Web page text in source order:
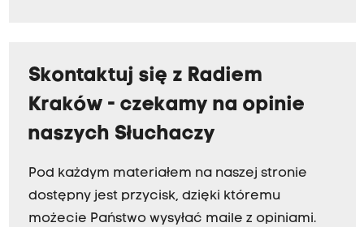
Skontaktuj się z Radiem
Kraków - czekamy na opinie
naszych Słuchaczy
Pod każdym materiałem na naszej stronie
dostępny jest przycisk, dzięki któremu
możecie Państwo wysyłać maile z opiniami.